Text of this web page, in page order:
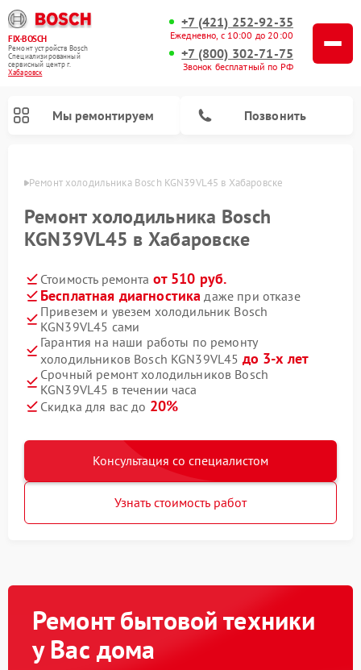
FIX-BOSCH
Ремонт устройств Bosch
Специализированный
cервисный центр г.
Хабаровск
+7 (421) 252-92-35
Ежедневно, с 10:00 до 20:00
+7 (800) 302-71-75
Звонок бесплатный по РФ
Мы ремонтируем Позвонить
Ремонт холодильника Bosch KGN39VL45 в Хабаровске
Ремонт холодильника Bosch
KGN39VL45 в Хабаровске
Стоимость ремонта от 510 руб.
Бесплатная диагностика даже при отказе
Привезем и увезем холодильник Bosch
KGN39VL45 сами
Гарантия на наши работы по ремонту
холодильников Bosch KGN39VL45 до 3-х лет
Срочный ремонт холодильников Bosch
KGN39VL45 в течении часа
Скидка для вас до 20%
Консультация со специалистом
Узнать стоимость работ
Ремонт бытовой техники
у Вас дома